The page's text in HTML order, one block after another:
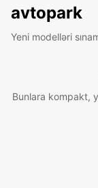
avtopark
Yeni modelləri
Bunlara kompakt,